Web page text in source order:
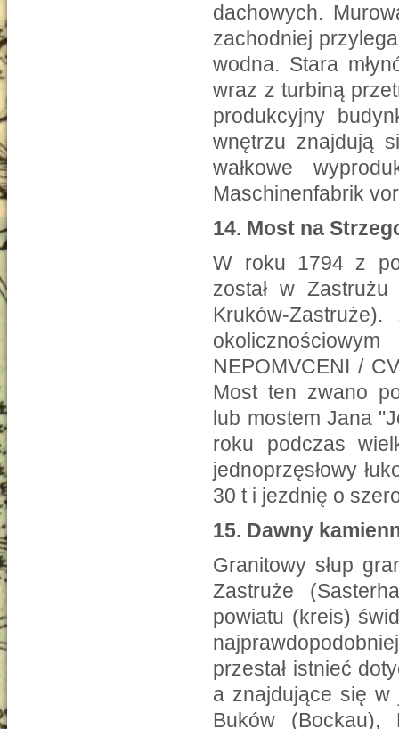
dachowych.
zachodniej
wodna. Stara
wraz z turbiną
produkcyjny
wnętrzu znajdują
wałkowe
Maschinenfabrik
14. Most na
W roku 1794 z
został w
Kruków-
NEPOMVCENI /
Most ten zwano
lub mostem Jana
roku podczas
jednoprzęsłowy
30 t i jezdnię o
15. Dawny
Granitowy słup
Zastruże
powiatu (kreis)
przestał istnieć
a znajdujące się w
Buków (Bockau),